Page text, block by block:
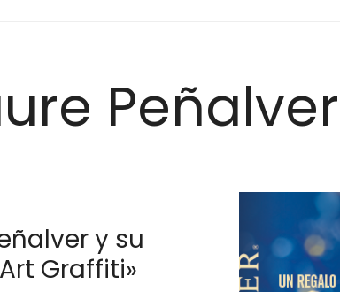
Peñalver
y su
Graffiti»